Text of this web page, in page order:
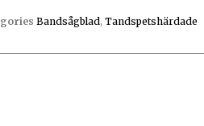
Bandsågblad,Tandspetshärdade